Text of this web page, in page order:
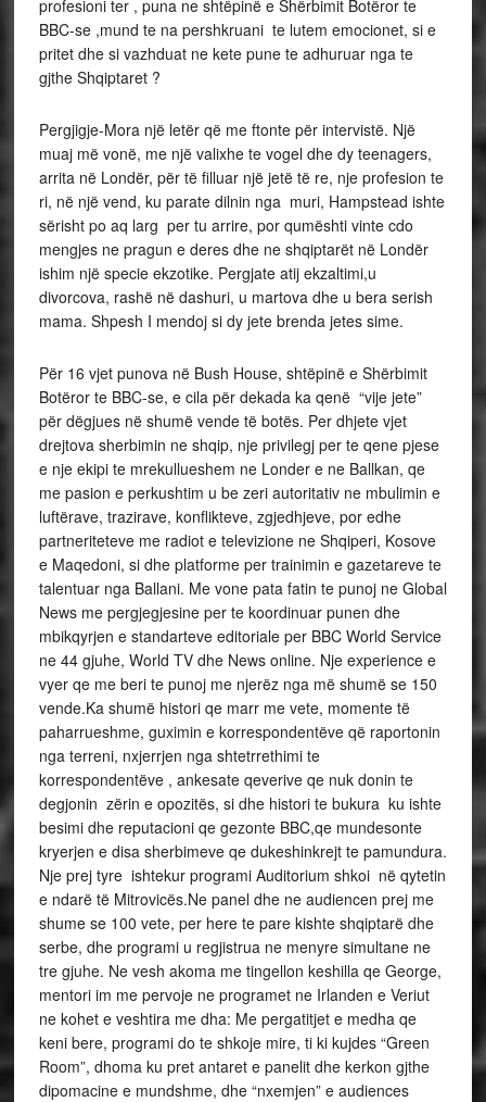
profesioni ter , puna ne shtëpinë e Shërbimit Botëror te
BBC-se ,mund te na pershkruani te lutem emocionet, si e
pritet dhe si vazhduat ne kete pune te adhuruar nga te
gjthe Shqiptaret ?
Pergjigje-Mora një letër që me ftonte për intervistë. Një
muaj më vonë, me një valixhe te vogel dhe dy teenagers,
arrita në Londër, për të filluar një jetë të re, nje profesion te
ri, në një vend, ku parate dilnin nga muri, Hampstead ishte
sërisht po aq larg per tu arrire, por qumështi vinte cdo
mengjes ne pragun e deres dhe ne shqiptarët në Londër
ishim një specie ekzotike. Pergjate atij ekzaltimi,u
divorcova, rashë në dashuri, u martova dhe u bera serish
mama. Shpesh I mendoj si dy jete brenda jetes sime.
Për 16 vjet punova në Bush House, shtëpinë e Shërbimit
Botëror te BBC-se, e cila për dekada ka qenë “vije jete”
për dëgjues në shumë vende të botës. Per dhjete vjet
drejtova sherbimin ne shqip, nje privilegj per te qene pjese
e nje ekipi te mrekullueshem ne Londer e ne Ballkan, qe
me pasion e perkushtim u be zeri autoritativ ne mbulimin e
luftërave, trazirave, konflikteve, zgjedhjeve, por edhe
partneriteteve me radiot e televizione ne Shqiperi, Kosove
e Maqedoni, si dhe platforme per trainimin e gazetareve te
talentuar nga Ballani. Me vone pata fatin te punoj ne Global
News me pergjegjesine per te koordinuar punen dhe
mbikqyrjen e standarteve editoriale per BBC World Service
ne 44 gjuhe, World TV dhe News online. Nje experience e
vyer qe me beri te punoj me njerëz nga më shumë se 150
vende.Ka shumë histori qe marr me vete, momente të
paharrueshme, guximin e korrespondentëve që raportonin
nga terreni, nxjerrjen nga shtetrrethimi te
korrespondentëve , ankesate qeverive qe nuk donin te
degjonin zërin e opozitës, si dhe histori te bukura ku ishte
besimi dhe reputacioni qe gezonte BBC,qe mundesonte
kryerjen e disa sherbimeve qe dukeshinkrejt te pamundura.
Nje prej tyre ishtekur programi Auditorium shkoi në qytetin
e ndarë të Mitrovicës.Ne panel dhe ne audiencen prej me
shume se 100 vete, per here te pare kishte shqiptarë dhe
serbe, dhe programi u regjistrua ne menyre simultane ne
tre gjuhe. Ne vesh akoma me tingellon keshilla qe George,
mentori im me pervoje ne programet ne Irlanden e Veriut
ne kohet e veshtira me dha: Me pergatitjet e medha qe
keni bere, programi do te shkoje mire, ti ki kujdes “Green
Room”, dhoma ku pret antaret e panelit dhe kerkon gjthe
dipomacine e mundshme, dhe “nxemjen” e audiences